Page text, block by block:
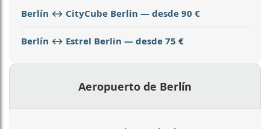
Berlín ↔ CityCube Berlin — desde 90 €
Berlín ↔ Estrel Berlin — desde 75 €
Aeropuerto de Berlín